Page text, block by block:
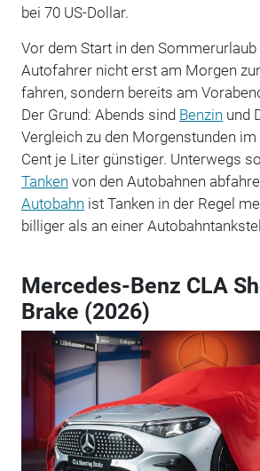
bei 70 US-Dollar.
Vor dem Start in den
Autofahrer nicht erst am Morgen zur
fahren, sondern bereits am
Der Grund: Abends sind Benzin und
Vergleich zu den Morgenstunden
Cent je Liter günstiger. Unterwegs
Tanken von den Autobahnen
Autobahn ist Tanken in der Regel
billiger als an einer
Mercedes-Benz CLA
Brake (2026)